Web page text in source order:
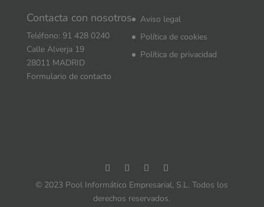
Contacta con nosotros
Teléfono: 91 428 0240
Calle Alverja 19
28011 MADRID
Formulario de contacto
Aviso legal
Política de cookies
Política de privacidad
© 2023 Pool Informático Empresarial, S.L. Todos los
derechos reservados.